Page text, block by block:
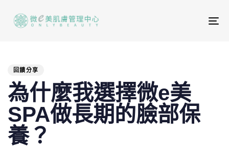
回饋分享
為什麼我選擇微e美
SPA做長期的臉部保
養？